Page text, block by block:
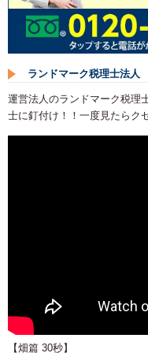
ランドマーク税理士法人
運営法人のランドマーク税理
士に釘付け！！一度見たらク
【畑篇 30秒】